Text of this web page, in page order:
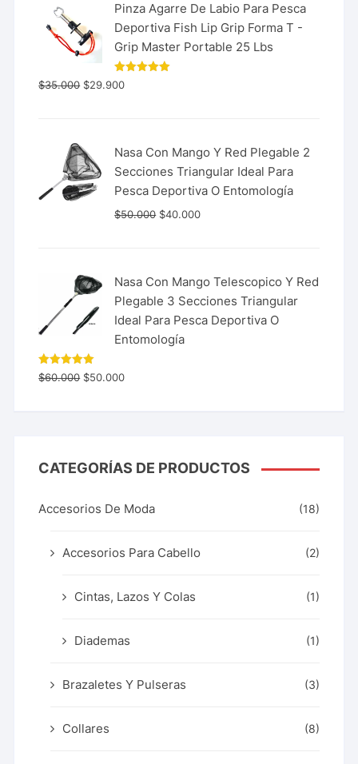
Pinza Agarre De Labio Para Pesca
Deportiva Fish Lip Grip Forma T -
Grip Master Portable 25 Lbs
Valorado
con
$35.000 $29.900
Nasa Con Mango Y Red Plegable 2
Secciones Triangular Ideal Para
Pesca Deportiva O Entomología
$50.000 $40.000
Nasa Con Mango Telescopico Y Red
Plegable 3 Secciones Triangular
Ideal Para Pesca Deportiva O
Entomología
Valorado
con 5.00
$60.000 $50.000
CATEGORÍAS DE PRODUCTOS
Accesorios De Moda (18)
Accesorios Para Cabello (2)
Cintas, Lazos Y Colas (1)
Diademas (1)
Brazaletes Y Pulseras (3)
Collares (8)